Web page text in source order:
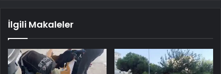
İlgili Makaleler